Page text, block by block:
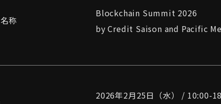
称
Blockchain Summit 2026
by Credit Saison and Pacific
2026年2月25日（水） / 10:00-